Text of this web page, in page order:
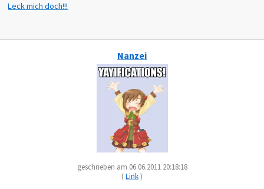
Leck mich doch!!!
Nanzei
geschrieben am 06.06.2011 20:18:18
(Link)